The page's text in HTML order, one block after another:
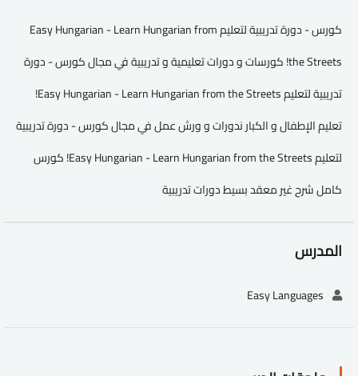
كورس - دورة تدريبية لتعليم Easy Hungarian - Learn Hungarian from
the Streets! كورسات و دورات تعليمية و تدريبية في مجال كورس - دورة
تدريبية لتعليم Easy Hungarian - Learn Hungarian from the Streets!
تعليم الإطفال و الكبار ندورات و ورش عمل في مجال كورس - دورة تدريبية
لتعليم Easy Hungarian - Learn Hungarian from the Streets! كورس
كامل شرح غير معقد بسيط دورات تدريبية
المدرس